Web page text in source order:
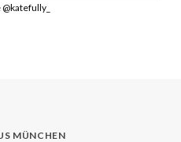
MÜNCHEN